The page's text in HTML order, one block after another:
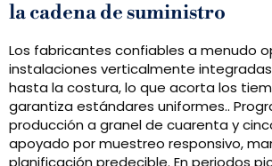
la cadena de suministro
Los fabricantes confiables a menudo
instalaciones verticalmente
hasta la costura, lo que acorta los
garantiza estándares uniformes..
producción a granel de cuarenta y
apoyado por muestreo responsivo,
planificación predecible. En periodos